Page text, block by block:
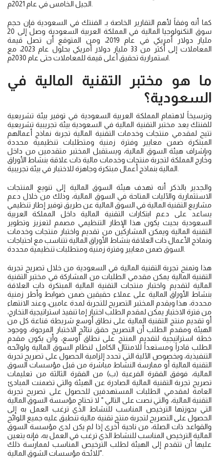
كما أنه وفقاً لأهم التقارير الخاصة بـ الفنتك في السعودية فإن حجم
سوق التكنولوجيا المالية في المملكة العربية السعودية وصل إلى 20
مليار دولار أمريكي في عام 2019، ومن المتوقع أن تصل قيمة
المعاملات إلى أكثر من 33 مليار دولار أمريكي بحلول عام 2023، مع
ما هو مختبر التقنية المالية في
السعودية؟
وترسيخاً لاهتمام المملكة العربية السعودية في توفير بيئة تشريعية
للفنتك يعد مختبر التقنية المالية في السعودية بيئة تجريبية تشريعية
تتيح لمقدمي منتجات وخدمات التقنية المالية تجربة نماذج أعمالهم
المبتكرة ضمن معايير وفترة زمنية ومتطلبات تنظيمية محددة
وبإشراف هيئة السوق المالية، ويستقبل المختبر متقدمين من داخل
وخارج المملكة لتجربة منتجات وخدمات مالية ذات علاقة بنشاط الأوراق
والجدير بالذكر أنه تهدف هيئة السوق المالية إلى تنويع المنتجات
الاستثمارية والآليات المتاحة في السوق المالية، وذلك من خلال دعم
مشاريع التقنية المالية في السوق المالية عن طريق توفير إطار تنظيمي
يساعد على دعم ابتكارات التقنية المالية داخل المملكة العربية
السعودية بحيث يكون هذا الإطار التنظيمي مصمم لتعزيز وتطوير
التقنية المالية ويمكن المشاركين من تقديم واختبار منتجات وخدمات
ونماذج الأعمال ذات العلاقة بنشاط الأوراق المالية تتناسب مع احتياجات
هذا وتمنح تجربة التقنية المالية في السعودية من خلال تصريح تجربة
التقنية المالية يمكن مقدمي الطلبات من المشاركة في مختبر التقنية
المالية لتقديم واختبار منتجات التقنية المالية المبتكرة ذات العلاقة
بنشاط الأوراق المالية على عملاء حقيقين ضمن ضوابط وأطر زمنية
محددة، هذا ويقدم المختبر التصريح للتجربة لمدة عامين، وعند الانتهاء
من فترة الاختبار يمكن لمقدم الطلب اختيار إما تنفيذ استراتيجية التخارج،
أو تقديم منتج التقنية المالية على نطاق أوسع شريطة قناعة كل من
الهيئة ومقدم الطلب أن التصريح حقق نتائج الاختبار المرجوة، ووجود
خطة استراتيجية لتقديم المنتج على نطاق أوسع، وأن يكون مقدم
الطلب قادراً ومستعداً للامتثال الكامل لنظام السوق المالية ولوائحه
التنفيذية، وبخصوص الآلية التي تحدد إلزامية الحصول على تصريح تجربة
التقنية المالية أو ممارسة النشاط مباشرة من قبل مؤسسات السوق
المالية، فوفق الفقرة الفرعية (ب) من الفقرة الثالثة من تعليمات
تصريح تجربة التقنية المالية الصادرة عن الهيئة والتي تضمنت المبادئ
العامة لمقدمي الطلبات المستهدفين للحصول على تصريح تجربة
التقنية المالية، والتي نصت على التالي " لا تحتاج مؤسسة السوق المالية
التي بحوزتها الترخيص المناسب للنشاط الذي ترغب العمل به إلى
الحصول على التصريح لتجربة منتج تقنية مالية تنطبق عليه جميع اللوائح
والقواعد ذات الصلة، من ناحية أخرى إذا لم يكن لدى مؤسسة السوق
المالية الترخيص المناسب للنشاط الذي ترغب في العمل به، فإنه يتعين
عليها أن تتقدم إلى الهيئة لطلب الترخيص المناسب لممارسة ذلك
للائحة مؤسسات الشوق المالية".